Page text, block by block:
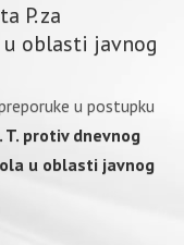
P. za
oblasti javnog
u postupku
T. protiv dnevnog
u oblasti javnog